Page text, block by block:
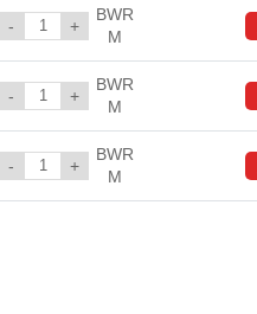
- +
BWR
M
- +
BWR
M
- +
BWR
M